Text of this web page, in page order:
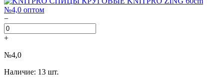
−
+
№4,0
Наличие: 13 шт.